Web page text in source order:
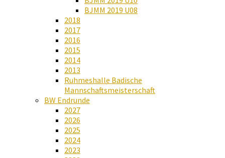
BJMM 2019 U08
2018
2017
2016
2015
2014
2013
Ruhmeshalle Badische
Mannschaftsmeisterschaft
BW Endrunde
2027
2026
2025
2024
2023